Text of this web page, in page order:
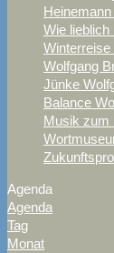
Heinemann
Wie lieblich
Winterreise
Wolfgang
Jünke
Balance
Musik zum
Agenda
Agenda
Tag
Monat